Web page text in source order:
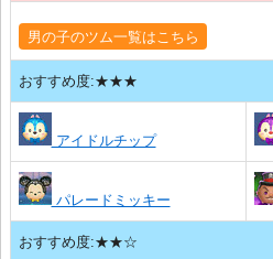
男の子のツム一覧はこちら
おすすめ度:★★★
アイドルチップ
パレードミッキー
おすすめ度:★★☆